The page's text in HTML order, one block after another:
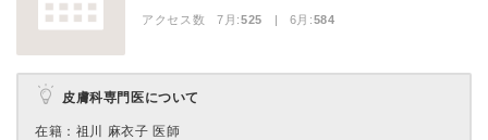
アクセス数 7月:525 | 6月:584
皮膚科専門医について
在籍：祖川 麻衣子 医師